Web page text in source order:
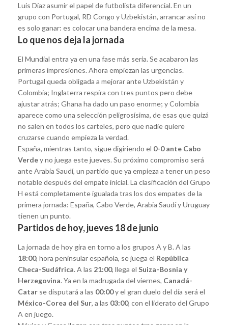
Luis Díaz asumir el papel de futbolista diferencial. En un
grupo con Portugal, RD Congo y Uzbekistán, arrancar así no
es solo ganar: es colocar una bandera encima de la mesa.
Lo que nos deja la jornada
El Mundial entra ya en una fase más seria. Se acabaron las
primeras impresiones. Ahora empiezan las urgencias.
Portugal queda obligada a mejorar ante Uzbekistán y
Colombia; Inglaterra respira con tres puntos pero debe
ajustar atrás; Ghana ha dado un paso enorme; y Colombia
aparece como una selección peligrosísima, de esas que quizá
no salen en todos los carteles, pero que nadie quiere
cruzarse cuando empieza la verdad.
España, mientras tanto, sigue digiriendo el 0-0 ante Cabo
Verdey no juega este jueves. Su próximo compromiso será
ante Arabia Saudí, un partido que ya empieza a tener un peso
notable después del empate inicial. La clasificación del Grupo
H está completamente igualada tras los dos empates de la
primera jornada: España, Cabo Verde, Arabia Saudí y Uruguay
tienen un punto.
Partidos de hoy, jueves 18 de junio
La jornada de hoy gira en torno a los grupos A y B. A las
18:00, hora peninsular española, se juega el República
Checa-Sudáfrica. A las 21:00, llega el Suiza-Bosnia y
Herzegovina. Ya en la madrugada del viernes, Canadá-
Catar se disputará a las 00:00y el gran duelo del día será el
México-Corea del Sur, a las 03:00, con el liderato del Grupo
A en juego.